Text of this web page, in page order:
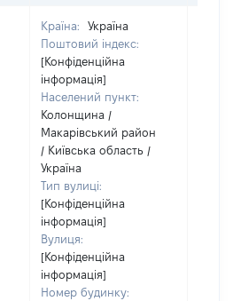
Країна:
Україна
Поштовий індекс:
[Конфіденційна
інформація]
Населений пункт:
Колонщина /
Макарівський район
/ Київська область /
Україна
Тип вулиці:
[Конфіденційна
інформація]
Вулиця:
[Конфіденційна
інформація]
Номер будинку: